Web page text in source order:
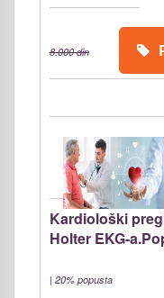
8.000 din
Kardiološki
Holter EKG-
| 20% popusta